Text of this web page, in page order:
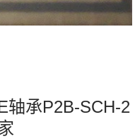
轴承P2B-SCH-2